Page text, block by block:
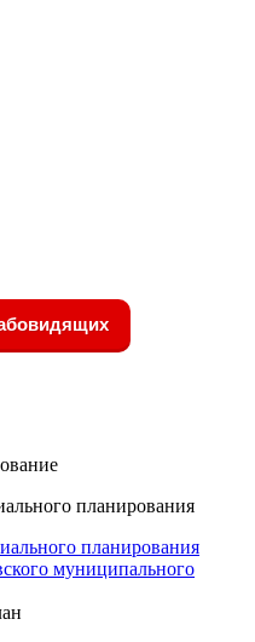
планирования
планирования
муниципального